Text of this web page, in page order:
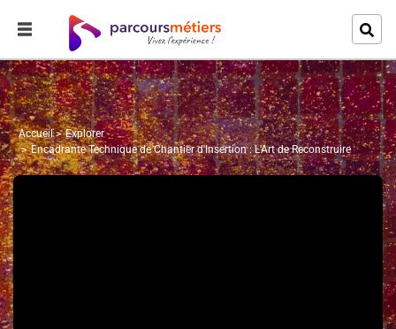
Accueil
Explorer
Encadrante Technique de Chantier d'Insertion : L'Art de Reconstruire